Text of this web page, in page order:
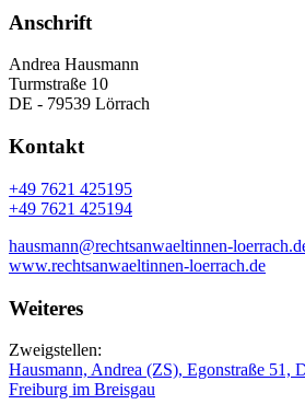
Anschrift
Andrea Hausmann
Turmstraße 10
DE - 79539 Lörrach
Kontakt
+49 7621 425195
+49 7621 425194
hausmann@rechtsanwaeltinnen-
www.rechtsanwaeltinnen-loerrach.de
Weiteres
Zweigstellen:
Hausmann, Andrea (ZS), Egonstraße 51,
Freiburg im Breisgau